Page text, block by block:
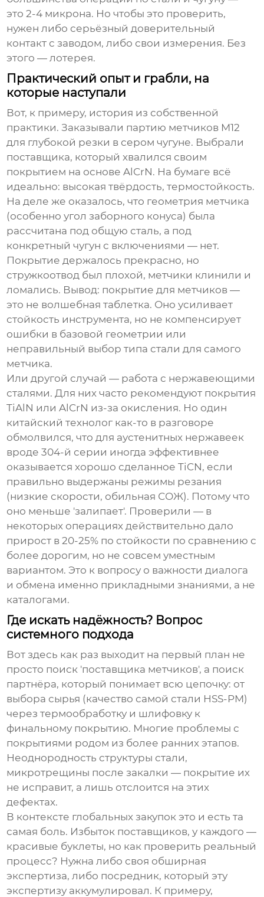
это 2-4 микрона. Но чтобы это проверить,
нужен либо серьёзный доверительный
контакт с заводом, либо свои измерения. Без
этого — лотерея.
Практический опыт и грабли, на
которые наступали
Вот, к примеру, история из собственной
практики. Заказывали партию метчиков M12
для глубокой резки в сером чугуне. Выбрали
поставщика, который хвалился своим
покрытием на основе AlCrN. На бумаге всё
идеально: высокая твёрдость, термостойкость.
На деле же оказалось, что геометрия метчика
(особенно угол заборного конуса) была
рассчитана под общую сталь, а под
конкретный чугун с включениями — нет.
Покрытие держалось прекрасно, но
стружкоотвод был плохой, метчики клинили и
ломались. Вывод: покрытие для метчиков —
это не волшебная таблетка. Оно усиливает
стойкость инструмента, но не компенсирует
ошибки в базовой геометрии или
неправильный выбор типа стали для самого
метчика.
Или другой случай — работа с нержавеющими
сталями. Для них часто рекомендуют покрытия
TiAlN или AlCrN из-за окисления. Но один
китайский технолог как-то в разговоре
обмолвился, что для аустенитных нержавеек
вроде 304-й серии иногда эффективнее
оказывается хорошо сделанное TiCN, если
правильно выдержаны режимы резания
(низкие скорости, обильная СОЖ). Потому что
оно меньше 'залипает'. Проверили — в
некоторых операциях действительно дало
прирост в 20-25% по стойкости по сравнению с
более дорогим, но не совсем уместным
вариантом. Это к вопросу о важности диалога
и обмена именно прикладными знаниями, а не
каталогами.
Где искать надёжность? Вопрос
системного подхода
Вот здесь как раз выходит на первый план не
просто поиск 'поставщика метчиков', а поиск
партнёра, который понимает всю цепочку: от
выбора сырья (качество самой стали HSS-PM)
через термообработку и шлифовку к
финальному покрытию. Многие проблемы с
покрытиями родом из более ранних этапов.
Неоднородность структуры стали,
микротрещины после закалки — покрытие их
не исправит, а лишь отслоится на этих
дефектах.
В контексте глобальных закупок это и есть та
самая боль. Избыток поставщиков, у каждого —
красивые буклеты, но как проверить реальный
процесс? Нужна либо своя обширная
экспертиза, либо посредник, который эту
экспертизу аккумулировал. К примеру,